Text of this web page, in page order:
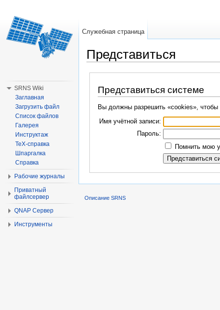
Представиться
Представиться системе
Вы должны разрешить «cookies», чтобы
Имя учётной записи:
Пароль:
Помнить мою
Служебная страница
SRNS Wiki
Заглавная
Загрузить файл
Список файлов
Галерея
Инструктаж
TeX-справка
Шпаргалка
Справка
Рабочие журналы
Приватный
файлсервер
QNAP Сервер
Инструменты
Описание SRNS